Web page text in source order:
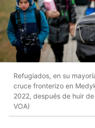
Refugiados, en su
cruce fronterizo en
2022, después de huir
VOA)